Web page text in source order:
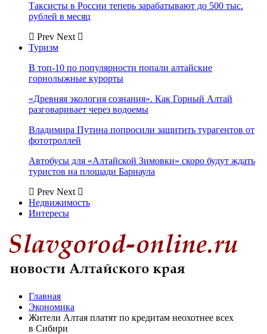
Таксисты в России теперь зарабатывают до 500 тыс.
рублей в месяц
Prev Next
Туризм
В топ-10 по популярности попали алтайские
горнолыжные курорты
«Древняя экология сознания». Как Горный Алтай
разговаривает через водоемы
Владимира Путина попросили защитить турагентов от
фототроллей
Автобусы для «Алтайской Зимовки» скоро будут ждать
туристов на площади Барнаула
Prev Next
Недвижимость
Интересы
Главная
Экономика
Жители Алтая платят по кредитам неохотнее всех
в Сибири